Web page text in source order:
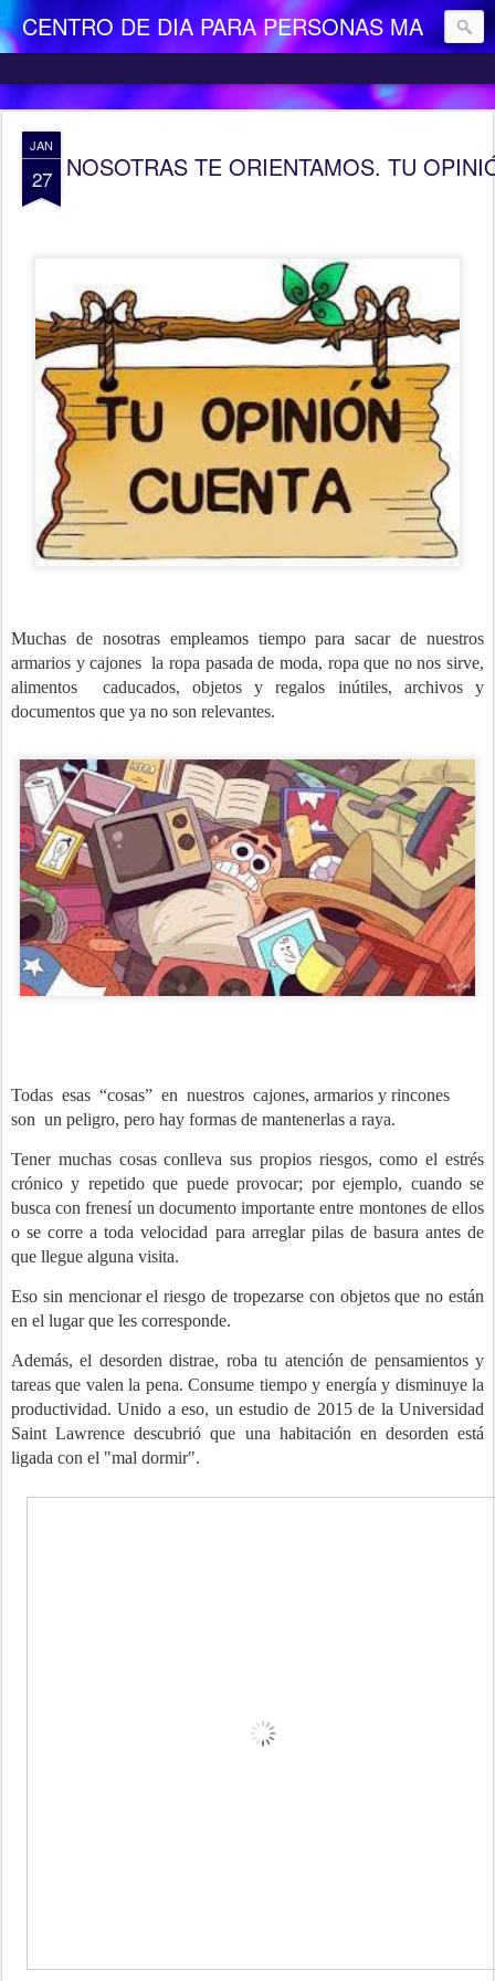
CENTRO DE DIA PARA PERSONAS MAYORES DEPENDIENTES "LA CAMOCHA"
JAN
27 NOSOTRAS TE ORIENTAMOS. TU
Muchas de nosotras empleamos tiempo para sacar de nuestros
armarios y cajones la ropa pasada de moda, ropa que no nos sirve,
alimentos caducados, objetos y regalos inútiles, archivos y
documentos que ya no son relevantes.
Todas esas “cosas” en nuestros cajones, armarios y rincones
son un peligro, pero hay formas de mantenerlas a raya.
Tener muchas cosas conlleva sus propios riesgos, como el estrés
crónico y repetido que puede provocar; por ejemplo, cuando se
busca con frenesí un documento importante entre montones de ellos
o se corre a toda velocidad para arreglar pilas de basura antes de
que llegue alguna visita.
Eso sin mencionar el riesgo de tropezarse con objetos que no están
en el lugar que les corresponde.
Además, el desorden distrae, roba tu atención de pensamientos y
tareas que valen la pena. Consume tiempo y energía y disminuye la
productividad. Unido a eso, un estudio de 2015 de la Universidad
Saint Lawrence descubrió que una habitación en desorden está
ligada con el "mal dormir".